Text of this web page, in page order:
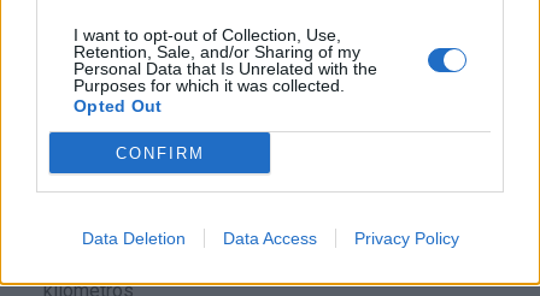
I want to opt-out of Collection, Use,
Retention, Sale, and/or Sharing of my
Personal Data that Is Unrelated with the
Purposes for which it was collected.
Opted Out
CONFIRM
Data Deletion Data Access Privacy Policy
kilómetros
Valenciaa 352,10
kilómetros
San Sebastián a 379,18
a 391,28 kilómetros
kilómetros